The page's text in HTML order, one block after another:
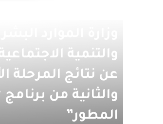
والتنمية
عن نتائج المرحلة
والثانية من
المطور”